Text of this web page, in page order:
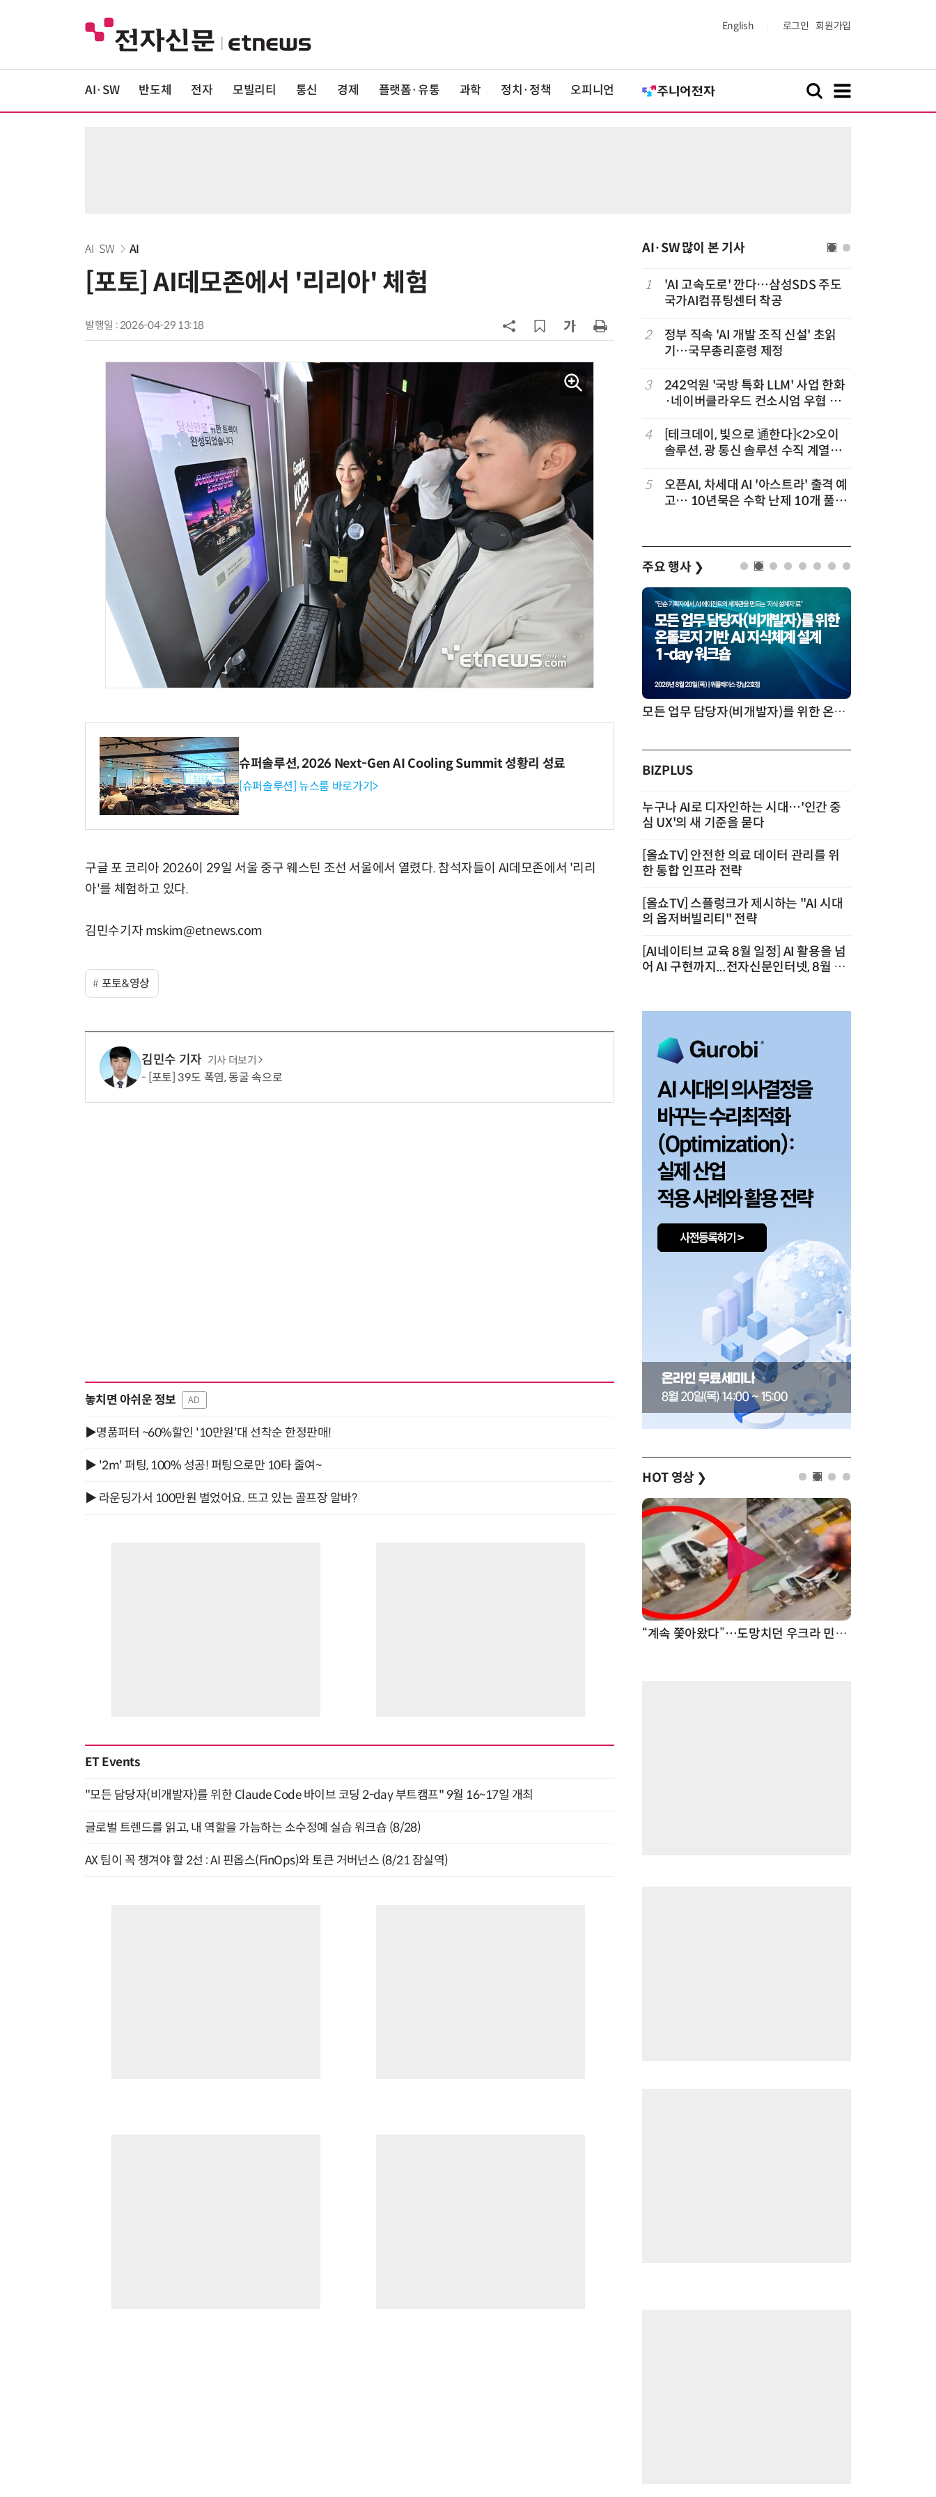
English 로그인 회원가입
AI·SW 반도체 전자 모빌리티 통신 경제 플랫폼·유통 과학 정치·정책 오피니언
AI·SW AI
[포토] AI데모존에서 '리리아' 체험
발행일 : 2026-04-29 13:18
슈퍼솔루션, 2026 Next-Gen AI Cooling Summit 성황리 성료
[슈퍼솔루션] 뉴스룸 바로가기>
구글 포 코리아 2026이 29일 서울 중구 웨스틴 조선 서울에서 열렸다. 참석자들이 AI데모존에서 '리리
아'를 체험하고 있다.
김민수기자 mskim@etnews.com
포토&영상
김민수 기자 기사 더보기
[포토] 39도 폭염, 동굴 속으로
놓치면 아쉬운 정보 AD
▶명품퍼터 ~60%할인 '10만원'대 선착순 한정판매!
▶ '2m' 퍼팅, 100% 성공! 퍼팅으로만 10타 줄여~
▶ 라운딩가서 100만원 벌었어요. 뜨고 있는 골프장 알바?
ET Events
"모든 담당자(비개발자)를 위한 Claude Code 바이브 코딩 2-day 부트캠프" 9월 16~17일 개최
글로벌 트렌드를 읽고, 내 역할을 가늠하는 소수정예 실습 워크숍 (8/28)
AX 팀이 꼭 챙겨야 할 2선 : AI 핀옵스(FinOps)와 토큰 거버넌스 (8/21 잠실역)
AI·SW 많이 본 기사
6
소프트피브이·성균관대, 실내용 3차
과제 공식 승인
韓 AI리더십 공백 장기화… 글로벌 3
강 동력 꺼져간다
9
국산 CSP사 '마켓플레이스' 커졌
다…5개사 등록 솔루션 1439개
10 앤트로픽·오픈AI 이어 메타도…AI
가 통제 벗어나 외부 해킹
1
'AI 고속도로' 깐다…삼성SDS 주도
국가AI컴퓨팅센터 착공
2
정부 직속 'AI 개발 조직 신설' 초읽
기…국무총리훈령 제정
3
242억원 '국방 특화 LLM' 사업 한화
·네이버클라우드 컨소시엄 우협 선
4
[테크데이, 빛으로 通한다]<2>오이
솔루션, 광 통신 솔루션 수직 계열
략'
5
오픈AI, 차세대 AI '아스트라' 출격 예
고… 10년묵은 수학 난제 10개 풀었
주요 행사 ❯
모든 업무 담당자(비개발자)를 위한 온톨로지 기반 AI 지식체계 설계 1-day 워크숍
BIZPLUS
누구나 AI로 디자인하는 시대…'인간 중
심 UX'의 새 기준을 묻다
[올쇼TV] 안전한 의료 데이터 관리를 위
한 통합 인프라 전략
[올쇼TV] 스플렁크가 제시하는 "AI 시대
의 옵저버빌리티" 전략
[AI네이티브 교육 8월 일정] AI 활용을 넘
어 AI 구현까지...전자신문인터넷, 8월 실
HOT 영상 ❯
“계속 쫓아왔다”…도망치던 우크라 민간인 공격한 러 자폭 드론